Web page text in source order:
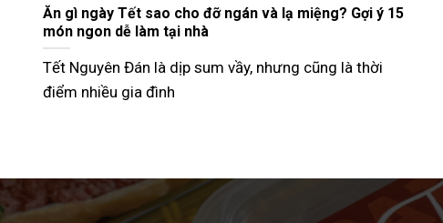
Gợi ý các món đãi khách ngày Tết đầy đủ 3 miền
Tết Nguyên Đán không chỉ là dịp đoàn viên mà còn là
thời điểm các